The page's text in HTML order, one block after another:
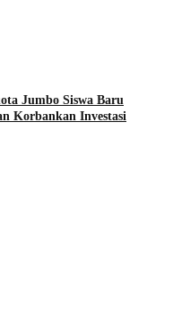
Jumbo Siswa Baru
Korbankan Investasi